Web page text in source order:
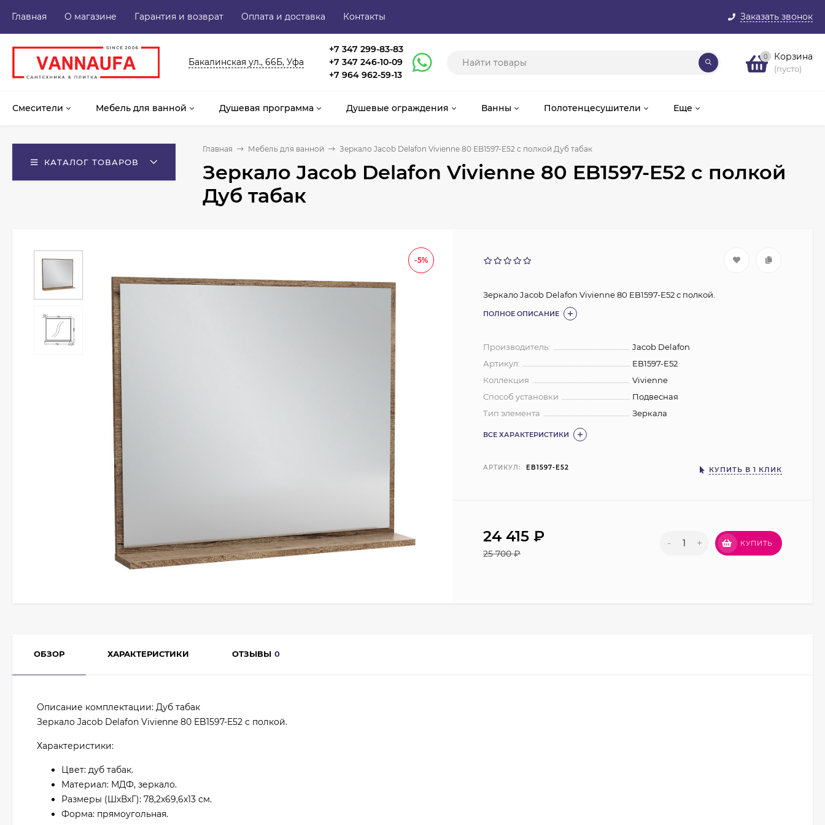
Заказать звонок
Главная О магазине Гарантия и возврат Оплата и доставка Контакты
Бакалинская ул., 66Б, Уфа
+7 347 299-83-83
+7 347 246-10-09
+7 964 962-59-13
0 Корзина
(пусто)
Смесители Мебель для ванной Душевая программа Душевые ограждения Ванны Полотенцесушители Еще
КАТАЛОГ ТОВАРОВ
Главная Мебель для ванной Зеркало Jacob Delafon Vivienne 80 EB1597-E52 с полкой Дуб табак
Зеркало Jacob Delafon Vivienne 80 EB1597-E52 с полкой
Дуб табак
-5%
Зеркало Jacob Delafon Vivienne 80 EB1597-E52 с полкой.
ПОЛНОЕ ОПИСАНИЕ
Производитель:
Jacob Delafon
Артикул:
EB1597-E52
Коллекция
Vivienne
Способ установки
Подвесная
Тип элемента
Зеркала
ВСЕ ХАРАКТЕРИСТИКИ
АРТИКУЛ: EB1597-E52 КУПИТЬ В 1 КЛИК
24 415₽
25 700₽
- + КУПИТЬ
ОБЗОР ХАРАКТЕРИСТИКИ ОТЗЫВЫ 0
Описание комплектации: Дуб табак
Зеркало Jacob Delafon Vivienne 80 EB1597-E52 с полкой.
Характеристики:
Цвет: дуб табак.
Материал: МДФ, зеркало.
Размеры (ШхВхГ): 78,2x69,6x13 см.
Форма: прямоугольная.